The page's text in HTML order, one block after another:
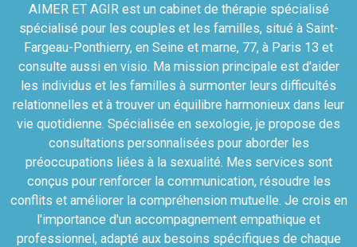
o
k
r
a
m
AIMER ET AGIR est un cabinet de thérapie spécialisé
spécialisé pour les couples et les familles, situé à Saint-
Fargeau-Ponthierry, en Seine et marne, 77, à Paris 13 et
consulte aussi en visio. Ma mission principale est d'aider
les individus et les familles à surmonter leurs difficultés
relationnelles et à trouver un équilibre harmonieux dans leur
vie quotidienne. Spécialisée en sexologie, je propose des
consultations personnalisées pour aborder les
préoccupations liées à la sexualité. Mes services sont
conçus pour renforcer la communication, résoudre les
conflits et améliorer la compréhension mutuelle. Je crois en
l'importance d'un accompagnement empathique et
professionnel, adapté aux besoins spécifiques de chaque